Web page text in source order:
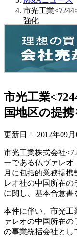
市光工業
強化
市光工業
国地区の提
更新日： 2012年09月
市光工業株式会社
ーである仏ヴァレオ
月に包括的業務提
レオ社の中国所在
に関し、基本合意書
本件に伴い、市光工
ァレオの中国所在
の事業統括会社とし